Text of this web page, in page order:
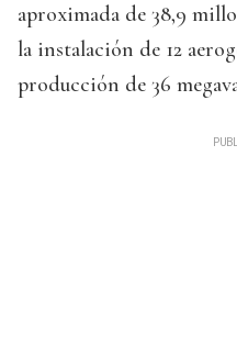
aproximada de 38,9
la instalación de 12
producción de 36